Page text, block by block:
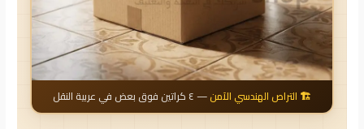
🏗️ التراص الهندسي الآمن— ٤ كراتين فوق بعض في عربية النقل